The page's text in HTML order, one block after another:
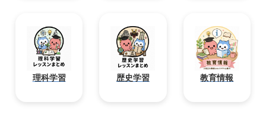
理科学習 歴史学習 教育情報